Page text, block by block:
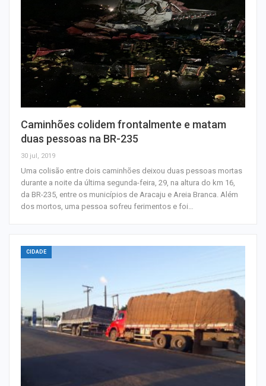
Caminhões colidem frontalmente e matam
duas pessoas na BR-235
30 jul, 2019
Uma colisão entre dois caminhões deixou duas pessoas mortas
durante a noite da última segunda-feira, 29, na altura do km 16,
da BR-235, entre os municípios de Aracaju e Areia Branca. Além
dos mortos, uma pessoa sofreu ferimentos e foi…
CIDADE